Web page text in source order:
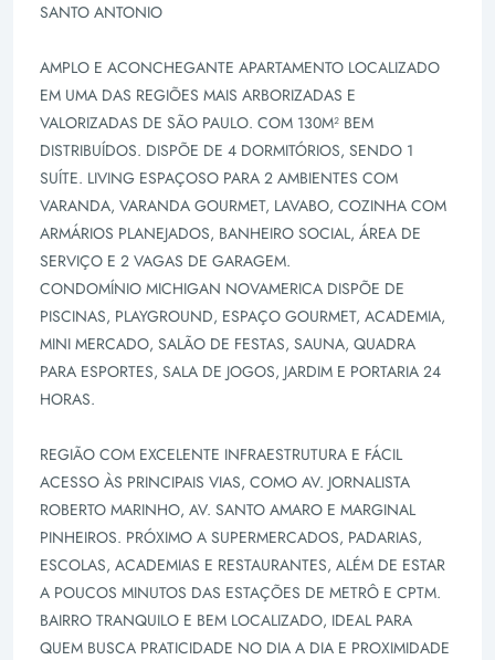
SANTO ANTONIO
AMPLO E ACONCHEGANTE APARTAMENTO LOCALIZADO
EM UMA DAS REGIÕES MAIS ARBORIZADAS E
VALORIZADAS DE SÃO PAULO. COM 130M² BEM
DISTRIBUÍDOS. DISPÕE DE 4 DORMITÓRIOS, SENDO 1
SUÍTE. LIVING ESPAÇOSO PARA 2 AMBIENTES COM
VARANDA, VARANDA GOURMET, LAVABO, COZINHA COM
ARMÁRIOS PLANEJADOS, BANHEIRO SOCIAL, ÁREA DE
SERVIÇO E 2 VAGAS DE GARAGEM.
CONDOMÍNIO MICHIGAN NOVAMERICA DISPÕE DE
PISCINAS, PLAYGROUND, ESPAÇO GOURMET, ACADEMIA,
MINI MERCADO, SALÃO DE FESTAS, SAUNA, QUADRA
PARA ESPORTES, SALA DE JOGOS, JARDIM E PORTARIA 24
HORAS.
REGIÃO COM EXCELENTE INFRAESTRUTURA E FÁCIL
ACESSO ÀS PRINCIPAIS VIAS, COMO AV. JORNALISTA
ROBERTO MARINHO, AV. SANTO AMARO E MARGINAL
PINHEIROS. PRÓXIMO A SUPERMERCADOS, PADARIAS,
ESCOLAS, ACADEMIAS E RESTAURANTES, ALÉM DE ESTAR
A POUCOS MINUTOS DAS ESTAÇÕES DE METRÔ E CPTM.
BAIRRO TRANQUILO E BEM LOCALIZADO, IDEAL PARA
QUEM BUSCA PRATICIDADE NO DIA A DIA E PROXIMIDADE